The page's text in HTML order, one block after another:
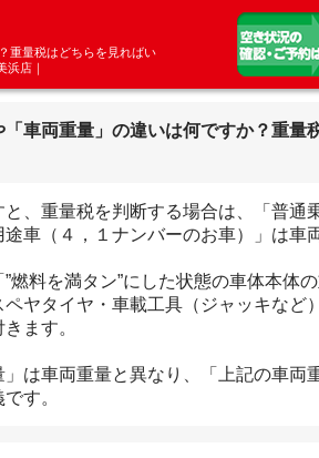
重量税はどちらを見ればい
浜店｜
「車両重量」の違いは何ですか？重量
、重量税を判断する場合は、「普通
途車（４，１ナンバーのお車）」は車
”燃料を満タン”にした状態の車体本
ペヤタイヤ・車載工具（ジャッキな
ます。
」は車両重量と異なり、「上記の車
す。